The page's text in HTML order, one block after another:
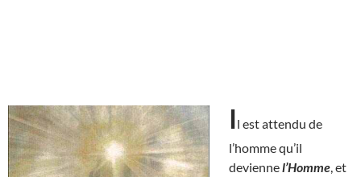
Il est attendu de
l’homme qu’il
deviennel’Homme , et